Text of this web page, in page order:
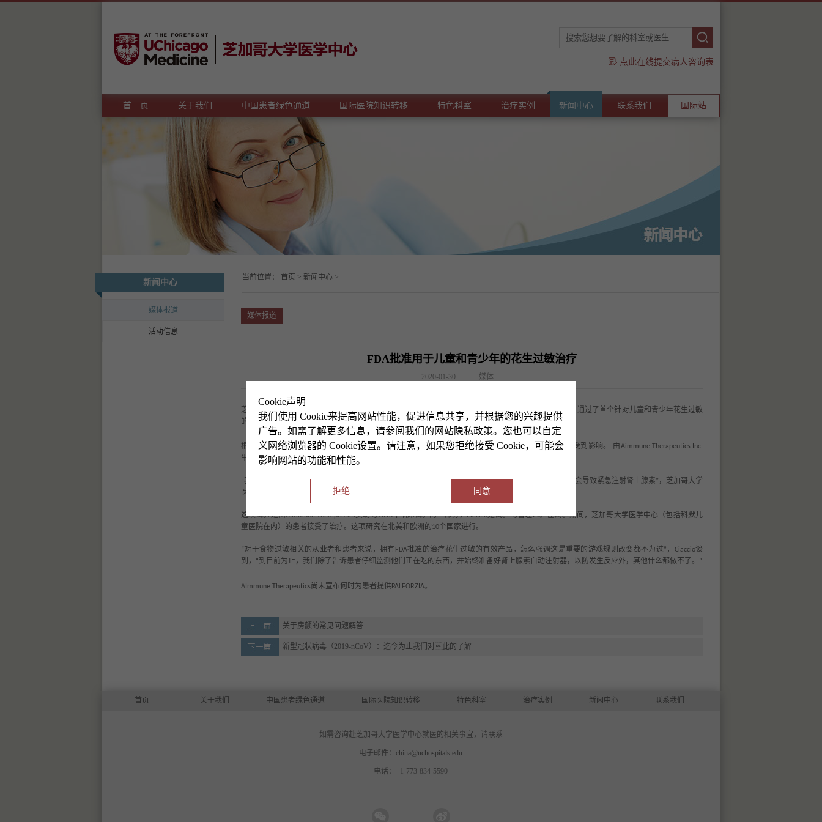
国际站
点此在线提交病人咨询表
首 页 关于我们 中国患者绿色通道 国际医院知识转移 特色科室 治疗实例 新闻中心 联系我们
新闻中心
媒体报道
活动信息
当前位置： 首页 > 新闻中心 >
媒体报道
FDA批准用于儿童和青少年的花生过敏治疗
2020-01-30 媒体:
芝加哥大学医学中心参与了一项里程碑式的临床试验，该试验获得美国食品和药物管理局（FDA）批准，通过了首个针对儿童和青少年花生过敏
的口服免疫疗法。
根据《儿科学》杂志2018年发表的一项研究，花生是最常见的食物过敏源之一，在美国约有160万儿童受到影响。 由Aimmune Therapeutics Inc.
生产的Palforzia可以显著降低意外接触花生后过敏反应的严重程度，包括过敏症。
“我的患者们普遍表示松了一口气，他们不必再生活在持续不断的恐惧中，担心误食一口含花生的食物就会导致紧急注射肾上腺素” ，芝加哥大学
医学中心儿科副教授、该站点首席研究员
（医学博士）表示。
这项试验是由AImmune Therapeutics资助的2018年临床试验的一部分，Ciaccio是试验的管理人。在试验期间，芝加哥大学医学中心（包括科默儿
童医院在内）的患者接受了治疗。这项研究在北美和欧洲的 10个国家进行。
“对于食物过敏相关的从业者和患者来说，拥有 FDA批准的治疗花生过敏的有效产品，怎么强调这是重要的游戏规则改变都不为过” ， Ciaccio谈
到，
“到目前为止，我们除了告诉患者仔细监测他们正在吃的东西，并始终准备好肾上腺素自动注射器，以防发生反应外，其他什么都做不了。 ”
AImmune Therapeutics尚未宣布何时为患者提供PALFORZIA。
关于房颤的常见问题解答
新型冠状病毒（2019-nCoV）：迄今为止我们对此的了解
首页 关于我们 中国患者绿色通道 国际医院知识转移 特色科室 治疗实例 新闻中心 联系我们
如需咨询赴芝加哥大学医学中心就医的相关事宜，请联系
电子邮件：china@uchospitals.edu
电话：+1-773-834-5590
Cookie声明
我们使用 Cookie来提高网站性能，促进信息共享，并根据您的兴趣提供
广告。如需了解更多信息，请参阅我们的网站隐私政策。您也可以自定
义网络浏览器的 Cookie设置。请注意，如果您拒绝接受 Cookie，可能会
影响网站的功能和性能。
拒绝 同意